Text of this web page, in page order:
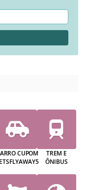
CUPOM
TREM E
ÔNIBUS